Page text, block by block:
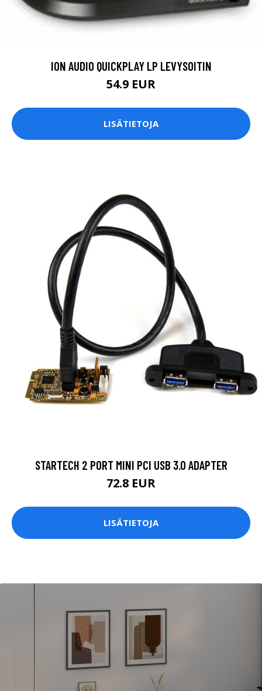
ION AUDIO QUICKPLAY LP LEVYSOITIN
54.9 EUR
LISÄTIETOJA
STARTECH 2 PORT MINI PCI USB 3.0 ADAPTER
72.8 EUR
LISÄTIETOJA